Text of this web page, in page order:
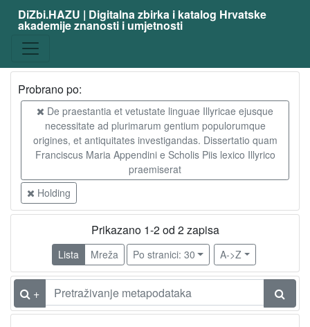
DiZbi.HAZU | Digitalna zbirka i katalog Hrvatske
akademije znanosti i umjetnosti
Probrano po:
De praestantia et vetustate linguae Illyricae ejusque
necessitate ad plurimarum gentium populorumque
origines, et antiquitates investigandas. Dissertatio quam
Franciscus Maria Appendini e Scholis Piis lexico Illyrico
praemiserat
Holding
Prikazano 1-2 od 2 zapisa
Lista Mreža Po stranici: 30 A->Z
+